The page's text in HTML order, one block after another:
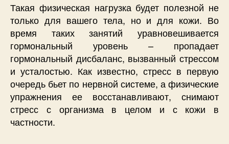
Такая физическая нагрузка будет полезной не
только для вашего тела, но и для кожи. Во
время таких занятий уравновешивается
гормональный уровень – пропадает
гормональный дисбаланс, вызванный стрессом
и усталостью. Как известно, стресс в первую
очередь бьет по нервной системе, а физические
упражнения ее восстанавливают, снимают
стресс с организма в целом и с кожи в
частности.